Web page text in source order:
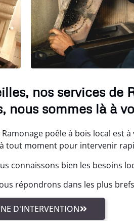
nos services de
nous sommes là à
poêle à bois local est
tout moment pour intervenir
connaissons bien les besoins
répondrons dans les plus
D'INTERVENTION